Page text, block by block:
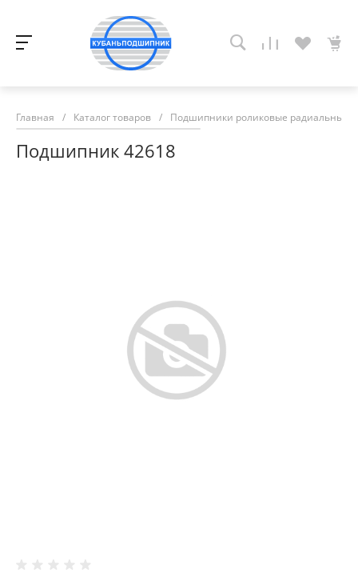
Главная / Каталог товаров / Подшипники роликовые радиальные
Подшипник 42618